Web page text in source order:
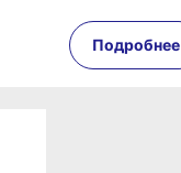
00:38
Подробнее